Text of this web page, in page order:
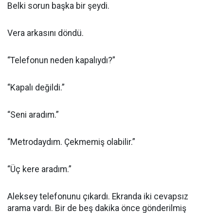
Belki sorun başka bir şeydi.
Vera arkasını döndü.
“Telefonun neden kapalıydı?”
“Kapalı değildi.”
“Seni aradım.”
“Metrodaydım. Çekmemiş olabilir.”
“Üç kere aradım.”
Aleksey telefonunu çıkardı. Ekranda iki cevapsız
arama vardı. Bir de beş dakika önce gönderilmiş